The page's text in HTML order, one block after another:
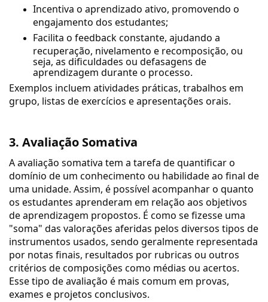
Incentiva o aprendizado ativo, promovendo o
engajamento dos estudantes;
Facilita o feedback constante, ajudando a
recuperação, nivelamento e recomposição, ou
seja, as dificuldades ou defasagens de
aprendizagem durante o processo.
Exemplos incluem atividades práticas, trabalhos em
grupo, listas de exercícios e apresentações orais.
3. Avaliação Somativa
A avaliação somativa tem a tarefa de quantificar o
domínio de um conhecimento ou habilidade ao final de
uma unidade. Assim, é possível acompanhar o quanto
os estudantes aprenderam em relação aos objetivos
de aprendizagem propostos. É como se fizesse uma
"soma" das valorações aferidas pelos diversos tipos de
instrumentos usados, sendo geralmente representada
por notas finais, resultados por rubricas ou outros
critérios de composições como médias ou acertos.
Esse tipo de avaliação é mais comum em provas,
exames e projetos conclusivos.